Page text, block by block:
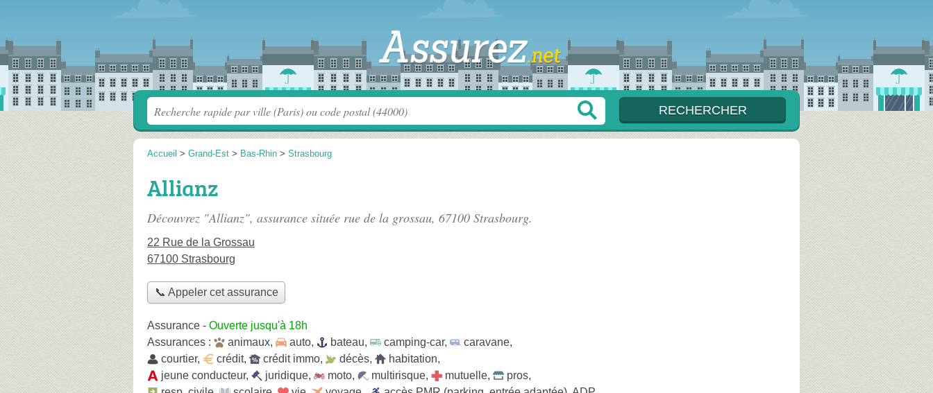
Accueil > Grand-Est > Bas-Rhin > Strasbourg
Allianz
Découvrez "Allianz", assurance située rue de la grossau, 67100 Strasbourg.
22 Rue de la Grossau
67100 Strasbourg
📞 Appeler cet assurance
Assurance - Ouverte jusqu'à 18h
Assurances :
animaux, auto, bateau, camping-car, caravane,
courtier, crédit, crédit immo, décès, habitation,
jeune conducteur, juridique, moto, multirisque, mutuelle, pros,